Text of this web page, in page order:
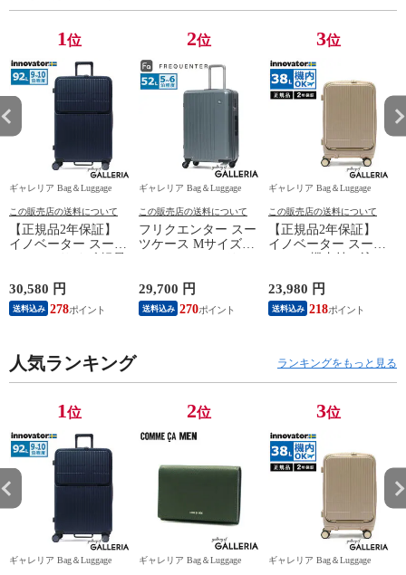
1位
ギャレリア Bag＆Luggage
この販売店の送料について
【正規品2年保証】
イノベーター スーツ
ケース Lサイズ 軽量
ース suitcase ストッ
パー フロントポケッ
ト キャリーバッグ
Extreme Journey 92L
Large INV90
30,580 円
送料込み 278
2位
ギャレリア Bag＆Luggage
この販売店の送料について
フリクエンター スー
ツケース Mサイズ
ス 52L 軽量 軽い 静
音 メンズ レディー
ス M TSロック 5泊 6
29,700 円
送料込み 270
3位
ギャレリア Bag＆Luggage
この販売店の送料について
【正規品2年保証】
イノベーター スーツ
ケース 機内持ち込み
量 innovator キャリー
ケース ブランド 小
さめ Sサイズ ストッ
Journey Cabin INV50
23,980 円
送料込み 218
人気ランキング ランキングをもっと見る
1位
ギャレリア Bag＆Luggage
2位
ギャレリア Bag＆Luggage
3位
ギャレリア Bag＆Luggage